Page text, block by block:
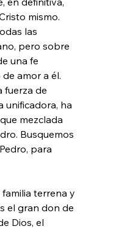
mismo.
las
pero sobre
una fe
amor a él.
fuerza de
unificadora, ha
mezclada
Busquemos
para
terrena y
el gran don de
Dios, el